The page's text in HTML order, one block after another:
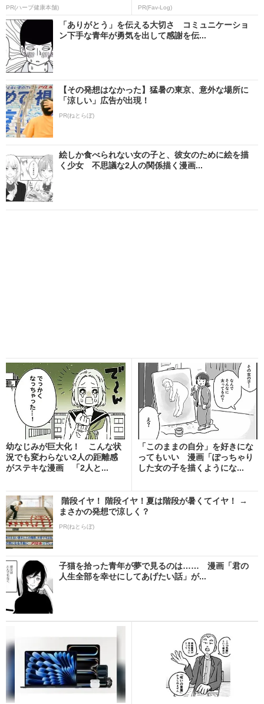
PR(ハーブ健康本舗) PR(Fav-Log)
「ありがとう」を伝える大切さ コミュニケーショ
ン下手な青年が勇気を出して感謝を伝...
【その発想はなかった】猛暑の東京、意外な場所に
「涼しい」広告が出現！
PR(ねとらぼ)
絵しか食べられない女の子と、彼女のために絵を描
く少女 不思議な2人の関係描く漫画...
幼なじみが巨大化！ こんな状
況でも変わらない2人の距離感
がステキな漫画 「2人と...
「このままの自分」を好きにな
ってもいい 漫画「ぽっちゃり
した女の子を描くようにな...
階段イヤ！ 階段イヤ！夏は階段が暑くてイヤ！ →
まさかの発想で涼しく？
PR(ねとらぼ)
子猫を拾った青年が夢で見るのは…… 漫画「君の
人生全部を幸せにしてあげたい話」が...